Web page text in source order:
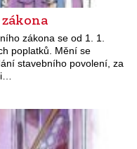
zákona se od 1. 1.
poplatků. Mění se
stavebního povolení, za